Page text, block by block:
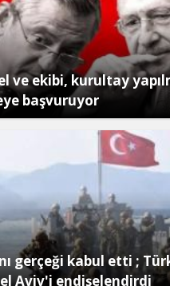
ve ekibi, kurultay
başvuruyor
gerçeği kabul etti ;
Aviv'i endişelendirdi